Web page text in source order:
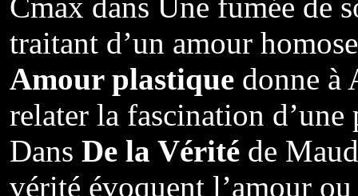
traitant d’un amour
Amour plastique donne à
relater la fascination
Dans De la Vérité de
vérité évoquent l’amour